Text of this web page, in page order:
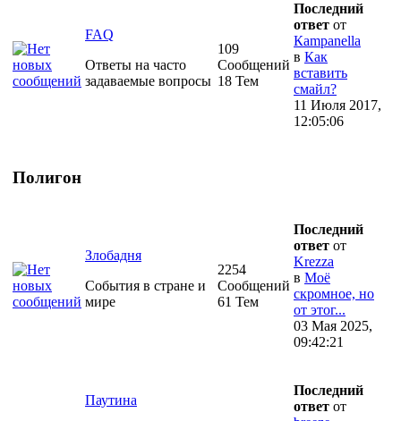
FAQ
Ответы на часто
задаваемые вопросы
109
Сообщений
18 Тем
Последний
ответ от
Кampanella
в Как
вставить
смайл?
11 Июля 2017,
12:05:06
Полигон
Злобадня
События в стране и
мире
2254
Сообщений
61 Тем
Последний
ответ от
Krezza
в Моё
скромное, но
от этог...
03 Мая 2025,
09:42:21
Паутина
Последний
ответ от